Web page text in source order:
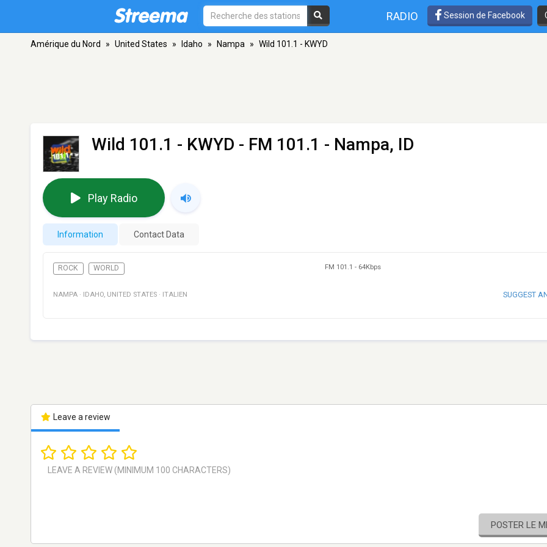
RADIO Session de Facebook
Amérique du Nord » United States » Idaho » Nampa » Wild 101.1 - KWYD
Wild 101.1 - KWYD - FM 101.1 - Nampa, ID
Play Radio
Information Contact Data
ROCK WORLD FM 101.1 - 64Kbps
NAMPA · IDAHO, UNITED STATES · ITALIEN SUGGEST
Leave a review
POSTER LE